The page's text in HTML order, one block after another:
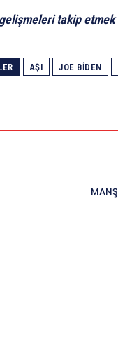
takip
AŞI JOE BIDEN